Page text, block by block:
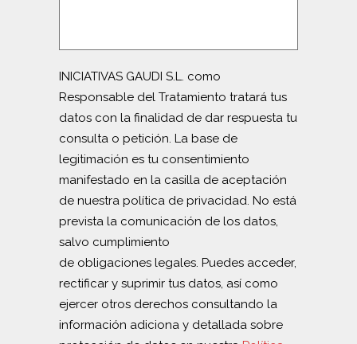
INICIATIVAS GAUDI S.L. como
Responsable del Tratamiento tratará tus
datos con la finalidad de dar respuesta tu
consulta o petición. La base de
legitimación es tu consentimiento
manifestado en la casilla de aceptación
de nuestra política de privacidad. No está
prevista la comunicación de los datos,
salvo cumplimiento
de obligaciones legales. Puedes acceder,
rectificar y suprimir tus datos, así como
ejercer otros derechos consultando la
información adiciona y detallada sobre